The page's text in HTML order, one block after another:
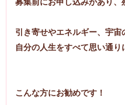
募集前にお申し込みがあり、
引き寄せやエネルギー、宇宙
自分の人生をすべて思い通り
こんな方にお勧めです！